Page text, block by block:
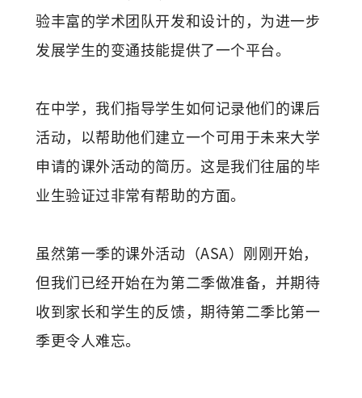
验丰富的学术团队开发和设计的，为进一步
发展学生的变通技能提供了一个平台。
在中学，我们指导学生如何记录他们的课后
活动，以帮助他们建立一个可用于未来大学
申请的课外活动的简历。这是我们往届的毕
业生验证过非常有帮助的方面。
虽然第一季的课外活动（ASA）刚刚开始，
但我们已经开始在为第二季做准备，并期待
收到家长和学生的反馈，期待第二季比第一
季更令人难忘。